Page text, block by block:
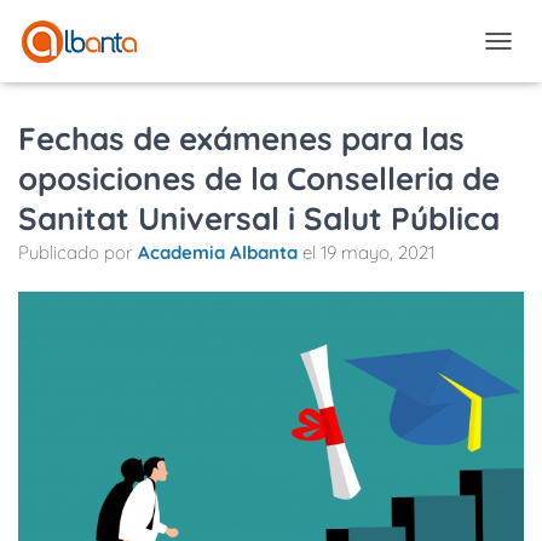
Fechas de exámenes para las
oposiciones de la Conselleria de
Sanitat Universal i Salut Pública
Publicado por Academia Albanta el 19 mayo, 2021